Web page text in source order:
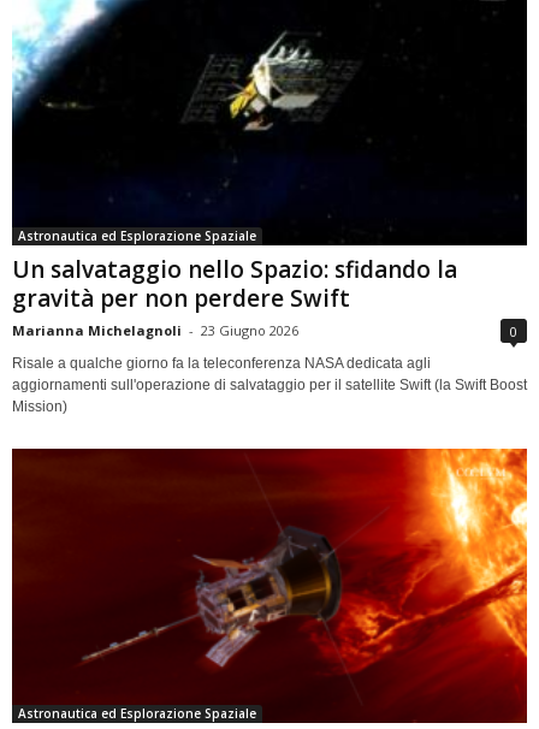
Astronautica ed Esplorazione Spaziale
Un salvataggio nello Spazio: sfidando la
gravità per non perdere Swift
Marianna Michelagnoli - 23 Giugno 2026 0
Risale a qualche giorno fa la teleconferenza NASA dedicata agli
aggiornamenti sull'operazione di salvataggio per il satellite Swift (la Swift Boost
Mission)
Astronautica ed Esplorazione Spaziale